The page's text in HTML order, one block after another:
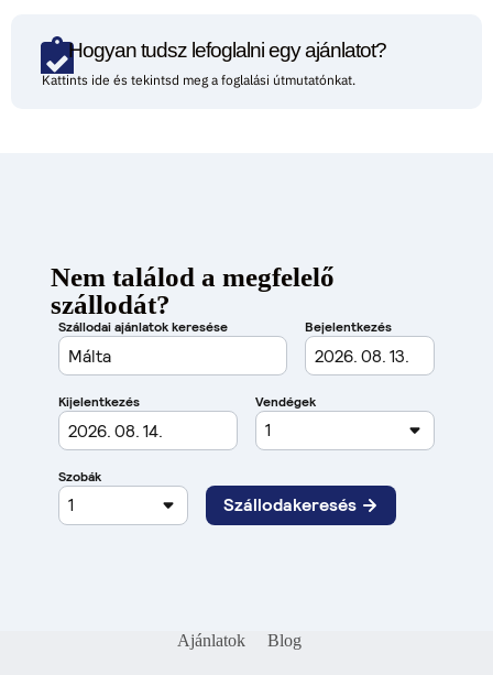
Hogyan tudsz lefoglalni egy ajánlatot?
Kattints ide és tekintsd meg a foglalási útmutatónkat.
Nem találod a megfelelő
szállodát?
Ajánlatok Blog